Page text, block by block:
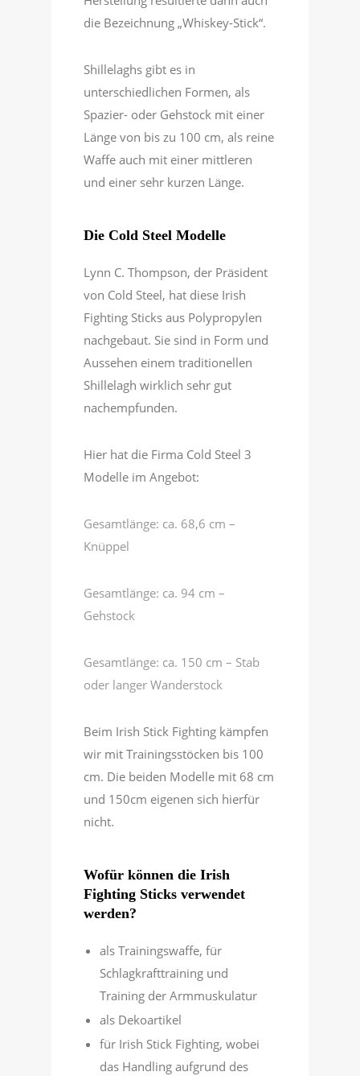
die Bezeichnung „Whiskey-Stick“.
Shillelaghs gibt es in
unterschiedlichen Formen, als
Spazier- oder Gehstock mit einer
Länge von bis zu 100 cm, als reine
Waffe auch mit einer mittleren
und einer sehr kurzen Länge.
Die Cold Steel Modelle
Lynn C. Thompson, der Präsident
von Cold Steel, hat diese Irish
Fighting Sticks aus Polypropylen
nachgebaut. Sie sind in Form und
Aussehen einem traditionellen
Shillelagh wirklich sehr gut
nachempfunden.
Hier hat die Firma Cold Steel 3
Modelle im Angebot:
Gesamtlänge: ca. 68,6 cm –
Knüppel
Gesamtlänge: ca. 94 cm –
Gehstock
Gesamtlänge: ca. 150 cm – Stab
oder langer Wanderstock
Beim Irish Stick Fighting kämpfen
wir mit Trainingsstöcken bis 100
cm. Die beiden Modelle mit 68 cm
und 150cm eigenen sich hierfür
nicht.
Wofür können die Irish
Fighting Sticks verwendet
werden?
als Trainingswaffe, für
Schlagkrafttraining und
Training der Armmuskulatur
als Dekoartikel
für Irish Stick Fighting, wobei
das Handling aufgrund des